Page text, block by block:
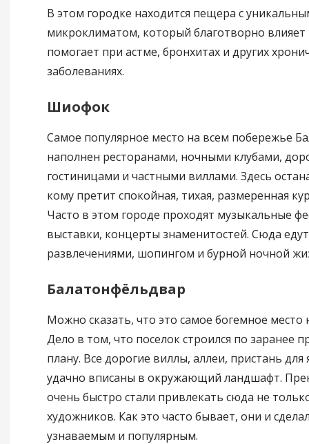
В этом городке находится пещера с
микроклиматом, который благотворно влияет
помогает при астме, бронхитах и других
заболеваниях.
Шиофок
Самое популярное место на всем побережье
наполнен ресторанами, ночными клубами,
гостиницами и частными виллами. Здесь
кому претит спокойная, тихая, размеренная
Часто в этом городе проходят музыкальные
выставки, концерты знаменитостей. Сюда
развлечениями, шопингом и бурной ночной
Балатонфёльдвар
Можно сказать, что это самое богемное место
Дело в том, что поселок строился по заранее
плану. Все дорогие виллы, аллеи, пристань для
удачно вписаны в окружающий ландшафт.
очень быстро стали привлекать сюда не
художников. Как это часто бывает, они и
узнаваемым и популярным.